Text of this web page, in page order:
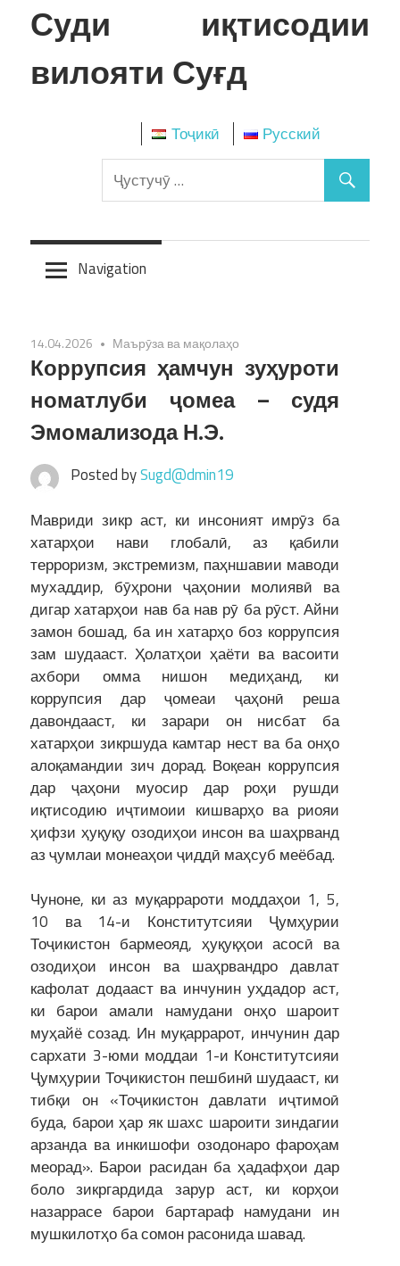
Skip
to
Суди иқтисодии
вилояти Суғд
Тоҷикӣ Русский
Navigation
14.04.2026 Маърӯза ва мақолаҳо
Коррупсия ҳамчун зуҳуроти
номатлуби ҷомеа – судя
Эмомализода Н.Э.
Posted bySugd@dmin19
Мавриди зикр аст, ки инсоният имрӯз ба
хатарҳои нави глобалӣ, аз қабили
терроризм, экстремизм, паҳншавии маводи
мухаддир, бӯҳрони ҷаҳонии молиявӣ ва
дигар хатарҳои нав ба нав рӯ ба рӯст. Айни
замон бошад, ба ин хатарҳо боз коррупсия
зам шудааст. Ҳолатҳои ҳаёти ва васоити
ахбори омма нишон медиҳанд, ки
коррупсия дар ҷомеаи ҷаҳонӣ реша
давондааст, ки зарари он нисбат ба
хатарҳои зикршуда камтар нест ва ба онҳо
алоқамандии зич дорад. Воқеан коррупсия
дар ҷаҳони муосир дар роҳи рушди
иқтисодию иҷтимоии кишварҳо ва риояи
ҳифзи ҳуқуқу озодиҳои инсон ва шаҳрванд
аз ҷумлаи монеаҳои ҷиддӣ маҳсуб меёбад.
Чуноне, ки аз муқаррароти моддаҳои 1, 5,
10 ва 14-и Конститутсияи Ҷумҳурии
Тоҷикистон бармеояд, ҳуқуқҳои асосӣ ва
озодиҳои инсон ва шаҳрвандро давлат
кафолат додааст ва инчунин уҳдадор аст,
ки барои амали намудани онҳо шароит
муҳайё созад. Ин муқаррарот, инчунин дар
сархати 3-юми моддаи 1-и Конститутсияи
Ҷумҳурии Тоҷикистон пешбинӣ шудааст, ки
тибқи он «Тоҷикистон давлати иҷтимоӣ
буда, барои ҳар як шахс шароити зиндагии
арзанда ва инкишофи озодонаро фароҳам
меорад». Барои расидан ба ҳадафҳои дар
боло зикргардида зарур аст, ки корҳои
назаррасе барои бартараф намудани ин
мушкилотҳо ба сомон расонида шавад.